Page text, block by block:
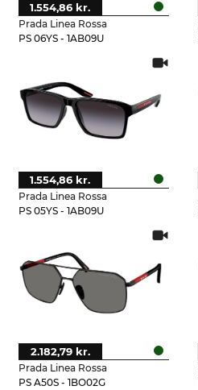
Prada Linea Rossa
PS 06YS - 1AB09U
1.554,86 kr.
Prada Linea Rossa
PS 05YS - 1AB09U
1.554,86 kr.
Prada Linea Rossa
PS A50S - 1BO02G
2.182,79 kr.